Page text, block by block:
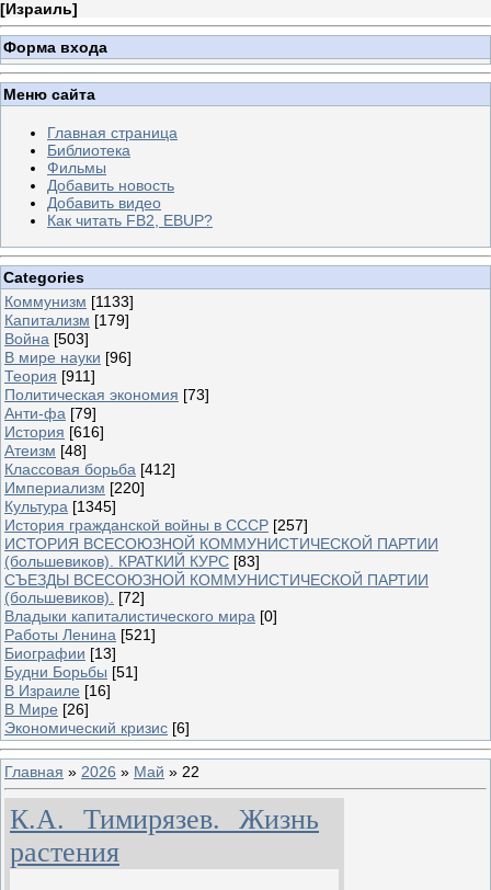
[Израиль]
Форма входа
Меню сайта
Главная страница
Библиотека
Фильмы
Добавить новость
Добавить видео
Как читать FB2, EBUP?
Categories
Коммунизм [1133]
Капитализм [179]
Война [503]
В мире науки [96]
Теория [911]
Политическая экономия [73]
Анти-фа [79]
История [616]
Атеизм [48]
Классовая борьба [412]
Империализм [220]
Культура [1345]
История гражданской войны в СССР [257]
ИСТОРИЯ ВСЕСОЮЗНОЙ КОММУНИСТИЧЕСКОЙ ПАРТИИ
(большевиков). КРАТКИЙ КУРС [83]
СЪЕЗДЫ ВСЕСОЮЗНОЙ КОММУНИСТИЧЕСКОЙ ПАРТИИ
(большевиков).
[72]
Владыки капиталистического мира [0]
Работы Ленина [521]
Биографии [13]
Будни Борьбы [51]
В Израиле [16]
В Мире [26]
Экономический кризис [6]
Главная » 2026 » Май » 22
К.А. Тимирязев. Жизнь
растения